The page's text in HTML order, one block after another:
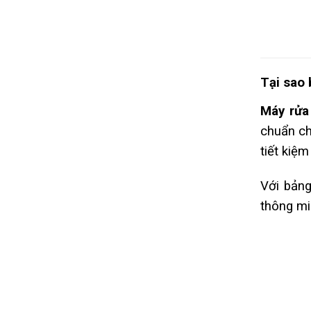
Tại sao
Máy
chuẩn
tiết kiệm
Với
thông